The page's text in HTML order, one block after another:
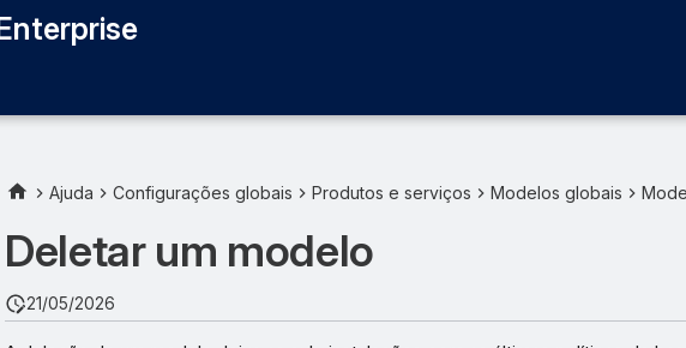
Ajuda Configurações globais Produtos e serviços Modelos globais
Deletar um modelo
21/05/2026